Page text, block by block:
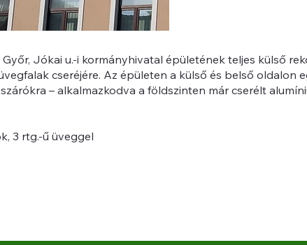
Jókai u.-i kormányhivatal épületének teljes külső
cseréjére. Az épületen a külső és belső oldalon
– alkalmazkodva a földszinten már cserélt
3 rtg.-ű üveggel